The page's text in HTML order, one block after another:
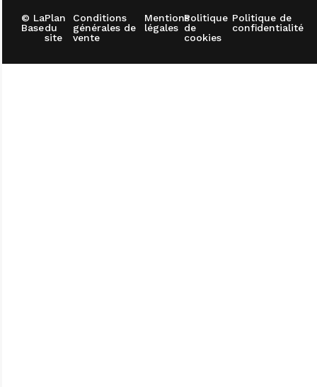
© La
Base
Plan
du
site
Conditions
générales de
vente
Mentions
légales
Politique
de
cookies
Politique de
confidentialité